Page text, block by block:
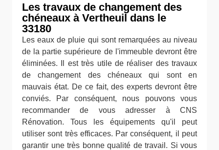
Les travaux de changement des
chéneaux à Vertheuil dans le
33180
Les eaux de pluie qui sont remarquées au niveau
de la partie supérieure de l'immeuble devront être
éliminées. Il est très utile de réaliser des travaux
de changement des chéneaux qui sont en
mauvais état. De ce fait, des experts devront être
conviés. Par conséquent, nous pouvons vous
recommander de vous adresser à CNS
Rénovation. Tous les équipements qu'il peut
utiliser sont très efficaces. Par conséquent, il peut
garantir une très bonne qualité de travail. Si vous